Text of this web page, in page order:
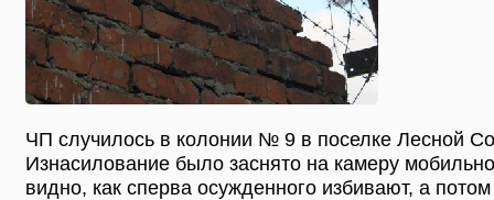
ЧП случилось в колонии № 9 в поселке Лесной
Изнасилование было заснято на камеру
видно, как сперва осужденного избивают, а